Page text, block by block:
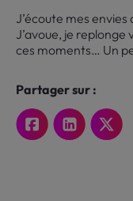
J’écoute mes envies
J’avoue, je replonge
ces moments… Un
Partager sur :